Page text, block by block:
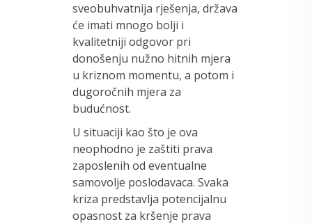
sveobuhvatnija rješenja, država
će imati mnogo bolji i
kvalitetniji odgovor pri
donošenju nužno hitnih mjera
u kriznom momentu, a potom i
dugoročnih mjera za
budućnost.
U situaciji kao što je ova
neophodno je zaštiti prava
zaposlenih od eventualne
samovolje poslodavaca. Svaka
kriza predstavlja potencijalnu
opasnost za kršenje prava